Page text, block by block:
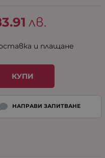
лв.
и плащане
КУПИ
НАПРАВИ ЗАПИТВАНЕ